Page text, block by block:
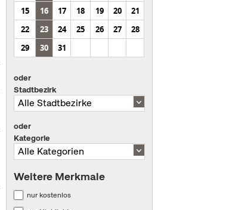
15
16 17 18 19 20
21
22
23 24 25 26 27
28
29
30 31
oder
Stadtbezirk
oder
Kategorie
Weitere Merkmale
nur kostenlos